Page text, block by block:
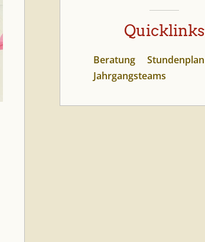
Quicklinks
Beratung
Stundenplan
Jahrgangsteams